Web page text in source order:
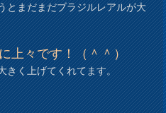
とまだまだブラジルレアルが大
上々です！（＾＾）
きく上げてくれてます。